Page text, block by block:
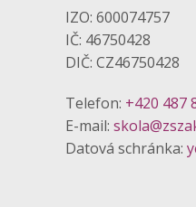
IZO: 600074757
IČ: 46750428
DIČ: CZ46750428
Telefon: +420 487
E-mail:
Datová schránka: